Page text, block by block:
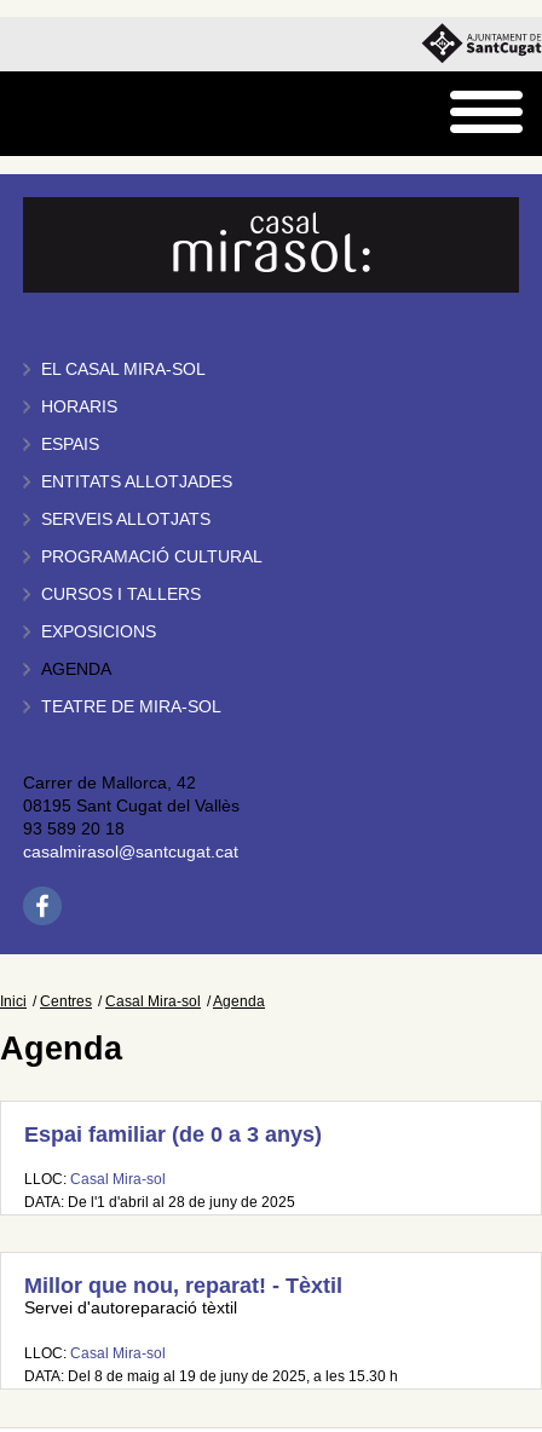
EL CASAL MIRA-SOL
HORARIS
ESPAIS
ENTITATS ALLOTJADES
SERVEIS ALLOTJATS
PROGRAMACIÓ CULTURAL
CURSOS I TALLERS
EXPOSICIONS
AGENDA
TEATRE DE MIRA-SOL
Carrer de Mallorca, 42
08195 Sant Cugat del Vallès
93 589 20 18
casalmirasol@santcugat.cat
Inici Centres Casal Mira-sol Agenda
Agenda
Espai familiar (de 0 a 3 anys)
LLOC: Casal Mira-sol
DATA: De l'1 d'abril al 28 de juny de 2025
Millor que nou, reparat! - Tèxtil
Servei d'autoreparació tèxtil
LLOC: Casal Mira-sol
DATA: Del 8 de maig al 19 de juny de 2025, a les 15.30 h